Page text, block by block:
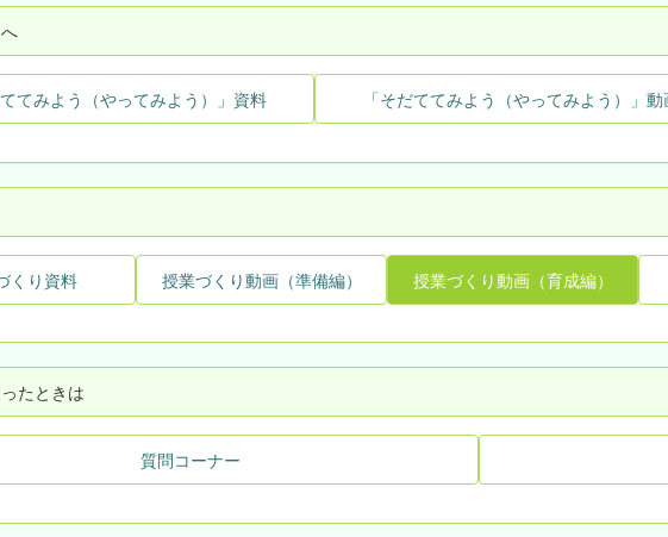
ててみよう（やってみよう）」資料 「そだててみよう（やってみよう）」動
くり資料 授業づくり動画（準備編） 授業づくり動画（育成編）
たときは
質問コーナー